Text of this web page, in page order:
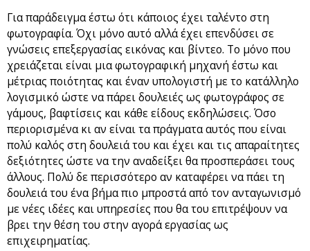
Για παράδειγμα έστω ότι κάποιος έχει ταλέντο στη
φωτογραφία. Όχι μόνο αυτό αλλά έχει επενδύσει σε
γνώσεις επεξεργασίας εικόνας και βίντεο. Το μόνο που
χρειάζεται είναι μια φωτογραφική μηχανή έστω και
μέτριας ποιότητας και έναν υπολογιστή με το κατάλληλο
λογισμικό ώστε να πάρει δουλειές ως φωτογράφος σε
γάμους, βαφτίσεις και κάθε είδους εκδηλώσεις. Όσο
περιορισμένα κι αν είναι τα πράγματα αυτός που είναι
πολύ καλός στη δουλειά του και έχει και τις απαραίτητες
δεξιότητες ώστε να την αναδείξει θα προσπεράσει τους
άλλους. Πολύ δε περισσότερο αν καταφέρει να πάει τη
δουλειά του ένα βήμα πιο μπροστά από τον ανταγωνισμό
με νέες ιδέες και υπηρεσίες που θα του επιτρέψουν να
βρει την θέση του στην αγορά εργασίας ως
επιχειρηματίας.